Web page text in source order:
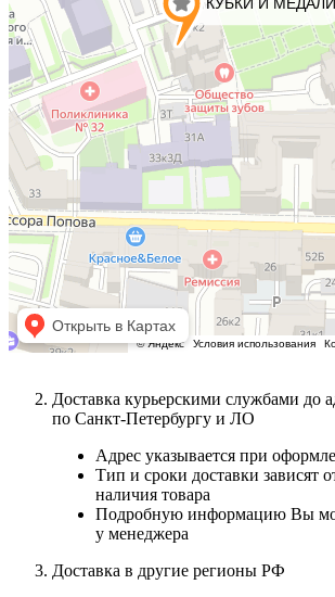
Доставка курьерскими службами до
по Санкт-Петербургу и ЛО
Адрес указывается при
Тип и сроки доставки зависят
наличия товара
Подробную информацию Вы
у менеджера
Доставка в другие регионы РФ